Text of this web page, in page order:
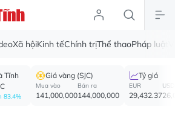
Xã hộiKinh tếChính trịThể thaoPháp luật
Tĩnh
83.4%
Giá vàng (SJC)
Mua vào
141,000,000
Bán ra
144,000,000
Tỷ giá
EUR
29,432.37
USD